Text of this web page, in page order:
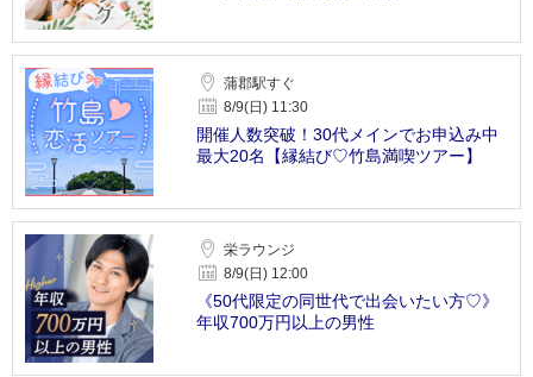
蒲郡駅すぐ
8/9(日) 11:30
開催人数突破！30代メインでお申込み中
最大20名【縁結び♡竹島満喫ツアー】
栄ラウンジ
8/9(日) 12:00
《50代限定の同世代で出会いたい方♡》
年収700万円以上の男性